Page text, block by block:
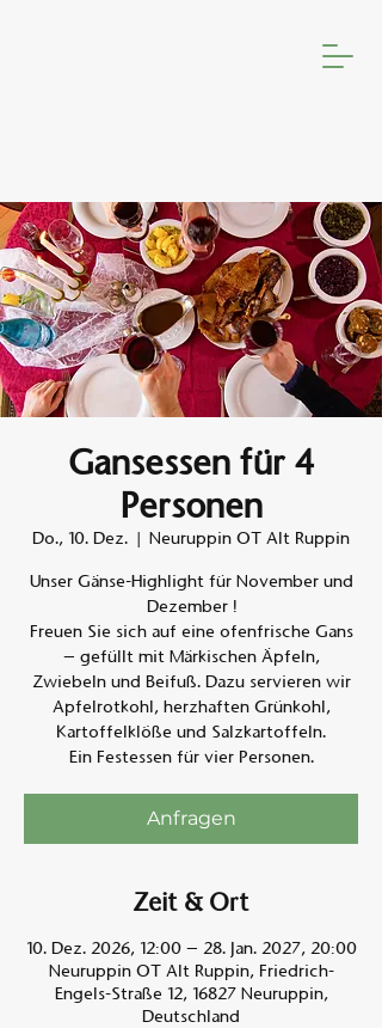
Gansessen für 4
Personen
Do., 10. Dez.
  |
Neuruppin OT Alt Ruppin
Unser Gänse-Highlight für November und
Dezember !
Freuen Sie sich auf eine ofenfrische Gans
– gefüllt mit Märkischen Äpfeln,
Zwiebeln und Beifuß. Dazu servieren wir
Apfelrotkohl, herzhaften Grünkohl,
Kartoffelklöße und Salzkartoffeln.
Ein Festessen für vier Personen.
Anfragen
Zeit & Ort
10. Dez. 2026, 12:00 – 28. Jan. 2027, 20:00
Neuruppin OT Alt Ruppin, Friedrich-
Engels-Straße 12, 16827 Neuruppin,
Deutschland